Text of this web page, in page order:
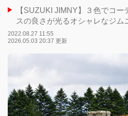
【SUZUKI JIMNY】３色でコ
スの良さが光るオシャレなジム
2022.08.27 11:55
2026.05.03 20:37 更新